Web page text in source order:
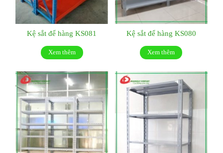
Kệ sắt để hàng KS081
Xem thêm
Kệ sắt để hàng KS080
Xem thêm